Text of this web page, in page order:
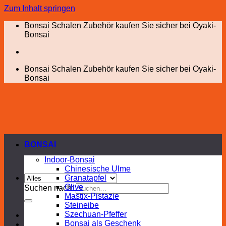
Zum Inhalt springen
Bonsai Schalen Zubehör kaufen Sie sicher bei Oyaki-
Bonsai
Bonsai Schalen Zubehör kaufen Sie sicher bei Oyaki-
Bonsai
Suchen nach:
BONSAI
Indoor-Bonsai
Chinesische Ulme
Granatapfel
Olive
Mastix-Pistazie
Steineibe
Szechuan-Pfeffer
Bonsai als Geschenk